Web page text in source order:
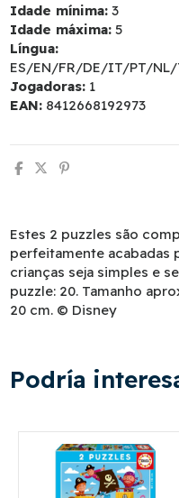
Idade mínima: 3
Idade máxima: 5
Língua:
ES/EN/FR/DE/IT/PT/
Jogadoras: 1
EAN: 8412668192973
Estes 2 puzzles são
perfeitamente acabadas
crianças seja simples e
puzzle: 20. Tamanho
20 cm. © Disney
Podría